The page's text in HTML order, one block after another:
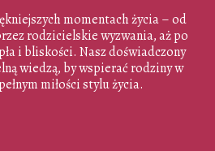
momentach życia – od
rodzicielskie wyzwania, aż po
i bliskości. Nasz doświadczony
wiedzą, by wspierać rodziny w
miłości stylu życia.